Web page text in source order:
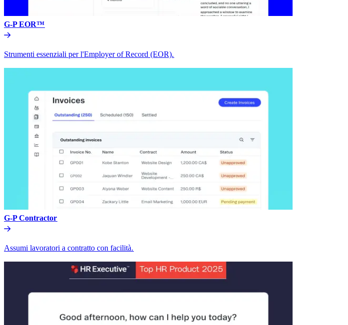
G-P EOR™​​
Strumenti essenziali per l'Employer of Record (EOR).​​
G-P Contractor​​
Assumi lavoratori a contratto con facilità.​​